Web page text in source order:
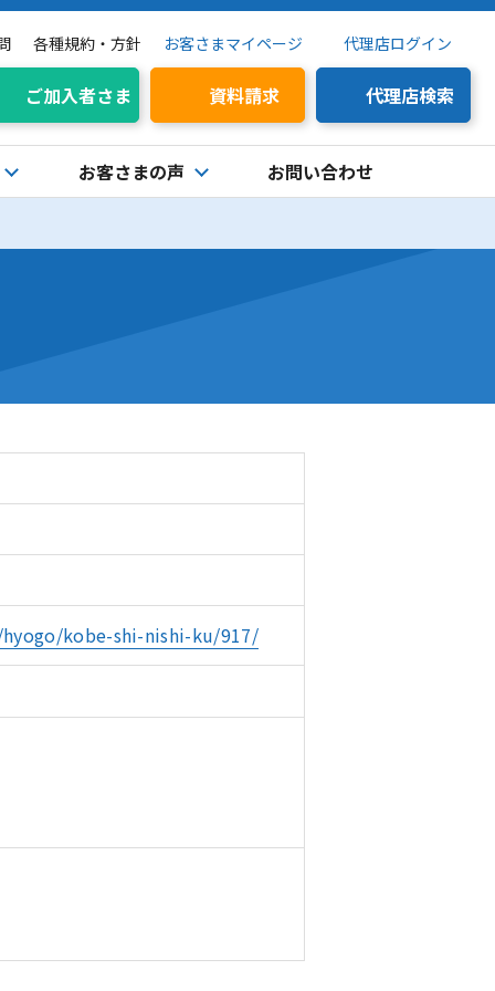
各種規約・方針 お客さまマイページ 代理店ログイン
ご加入者さま 資料請求 代理店検索
お客さまの声 お問い合わせ
kobe-shi-nishi-ku/917/